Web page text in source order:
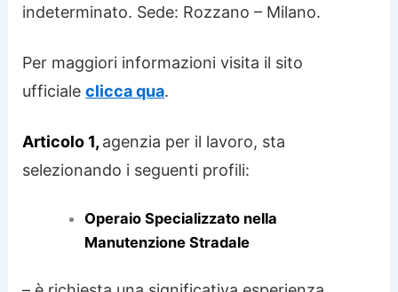
indeterminato. Sede: Rozzano – Milano.
Per maggiori informazioni visita il sito
ufficialeclicca qua.
Articolo 1, agenzia per il lavoro, sta
selezionando i seguenti profili:
Operaio Specializzato nella
Manutenzione Stradale